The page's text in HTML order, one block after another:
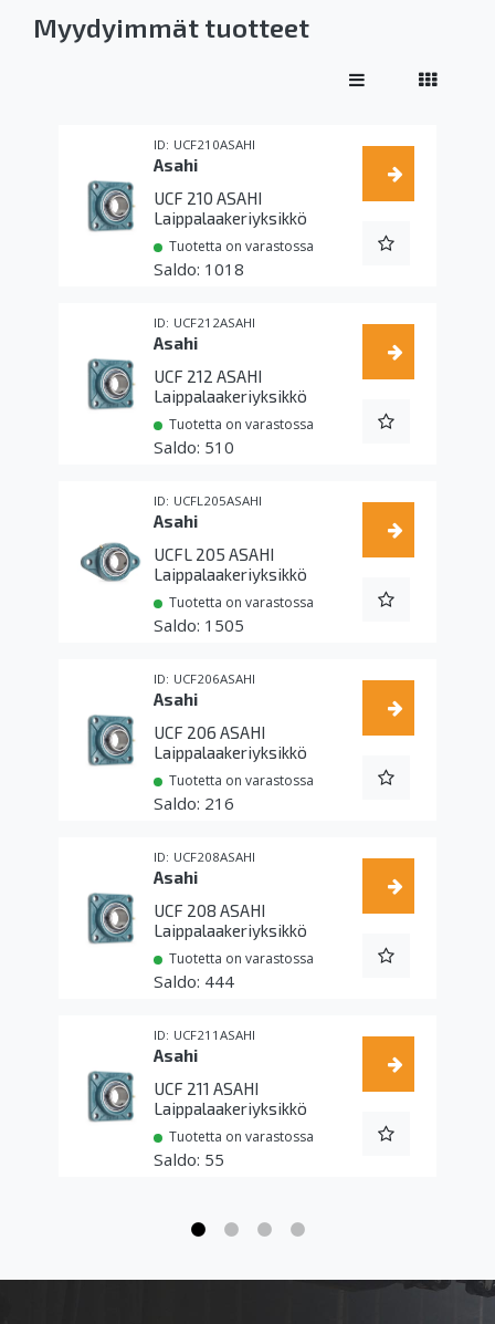
Myydyimmät tuotteet
UCF210ASAHI
Asahi
UCF 210 ASAHI
Laippalaakeriyksikkö
Tuotetta on varastossa
1018
UCF212ASAHI
Asahi
UCF 212 ASAHI
Laippalaakeriyksikkö
Tuotetta on varastossa
510
UCFL205ASAHI
Asahi
UCFL 205 ASAHI
Laippalaakeriyksikkö
Tuotetta on varastossa
1505
UCF206ASAHI
Asahi
UCF 206 ASAHI
Laippalaakeriyksikkö
Tuotetta on varastossa
216
UCF208ASAHI
Asahi
UCF 208 ASAHI
Laippalaakeriyksikkö
Tuotetta on varastossa
444
UCF211ASAHI
Asahi
UCF 211 ASAHI
Laippalaakeriyksikkö
Tuotetta on varastossa
55